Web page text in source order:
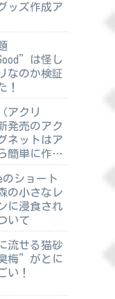
ッズ作成ア
は怪し
なのか検証
！
（アクリ
発売のアク
ネットはア
簡単に作れ
のショート
の小さなレ
に浸食され
いて
流せる猫砂
梅”がとに
い！